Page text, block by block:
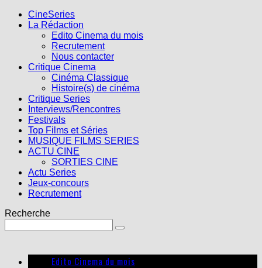
CineSeries
La Rédaction
Edito Cinema du mois
Recrutement
Nous contacter
Critique Cinema
Cinéma Classique
Histoire(s) de cinéma
Critique Series
Interviews/Rencontres
Festivals
Top Films et Séries
MUSIQUE FILMS SERIES
ACTU CINE
SORTIES CINE
Actu Series
Jeux-concours
Recrutement
Recherche
Edito Cinema du mois